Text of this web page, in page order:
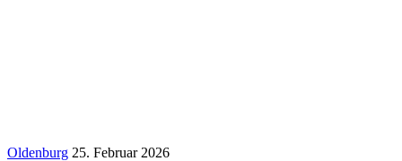
Oldenburg 25. Februar 2026